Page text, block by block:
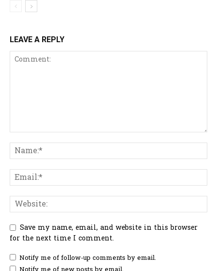
LEAVE A REPLY
Save my name, email, and website in this browser
for the next time I comment.
Notify me of follow-up comments by email.